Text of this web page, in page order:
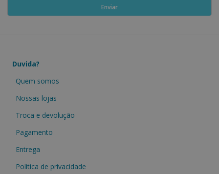
Duvida?
Quem somos
Nossas lojas
Troca e devolução
Pagamento
Entrega
Política de privacidade